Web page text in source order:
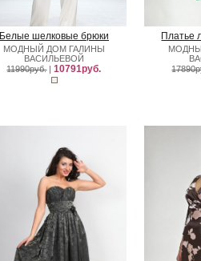
Белые шелковые брюки
МОДНЫЙ ДОМ ГАЛИНЫ
ВАСИЛЬЕВОЙ
11990руб.|10791руб.
Платье